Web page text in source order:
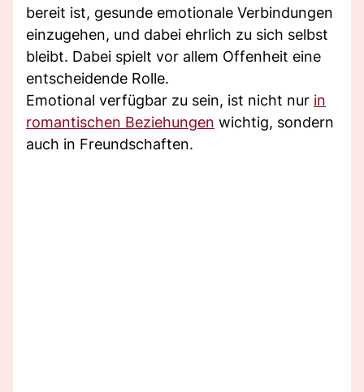
bereit ist, gesunde emotionale Verbindungen
einzugehen, und dabei ehrlich zu sich selbst
bleibt. Dabei spielt vor allem Offenheit eine
entscheidende Rolle.
Emotional verfügbar zu sein, ist nicht nur in
romantischen Beziehungen wichtig, sondern
auch in Freundschaften.